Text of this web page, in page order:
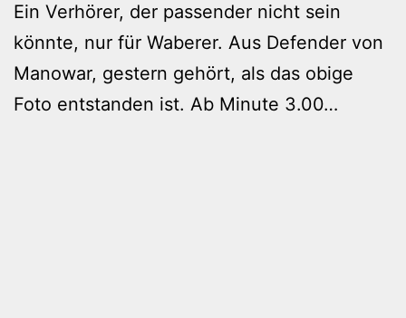
Ein Verhörer, der passender nicht sein
könnte, nur für Waberer. Aus Defender von
Manowar, gestern gehört, als das obige
Foto entstanden ist. Ab Minute 3.00…